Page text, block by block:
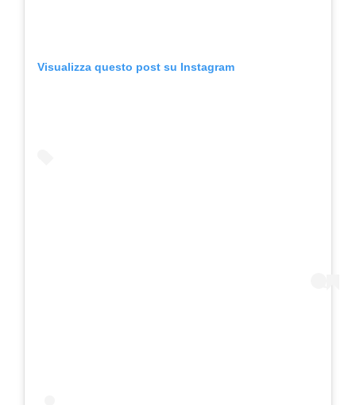
Visualizza questo post su Instagram